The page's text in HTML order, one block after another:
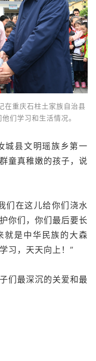
在重庆石柱土家族自治县
们学习和生活情况。
城县文明瑶族乡第一
童真稚嫩的孩子，说
们在这儿给你们浇水
你们，你们最后要长
就是中华民族的大森
习，天天向上！”
们最深沉的关爱和最